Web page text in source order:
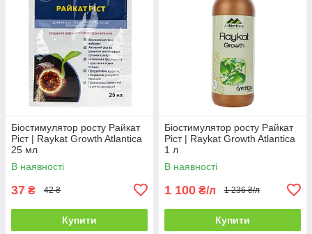
Біостимулятор росту Райкат
Ріст | Raykat Growth Atlantica
25 мл
В наявності
37 ₴ 42 ₴
Купити
Біостимулятор росту Райкат
Ріст | Raykat Growth Atlantica
1 л
В наявності
1 100 ₴/л 1 236 ₴/л
Купити